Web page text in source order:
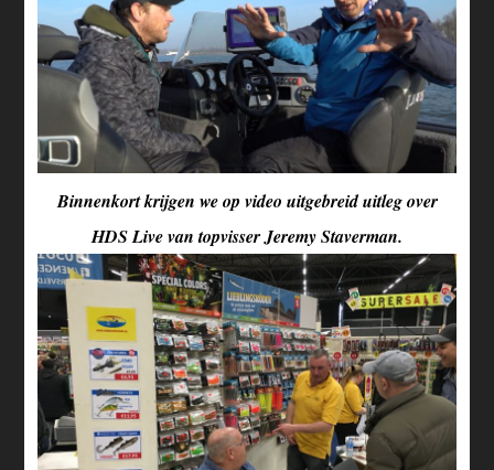
Binnenkort krijgen we op video uitgebreid uitleg over
HDS Live van topvisser Jeremy Staverman.